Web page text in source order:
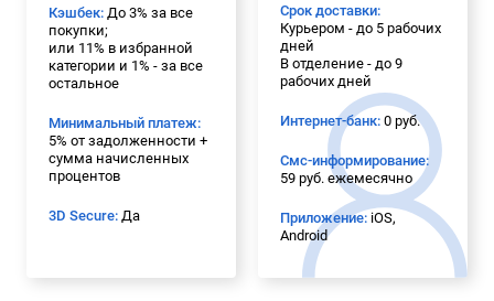
Кэшбек: До 3% за все
покупки;
или 11% в избранной
категории и 1% - за все
остальное
Минимальный платеж:
5% от задолженности +
сумма начисленных
процентов
3D Secure: Да
Срок доставки:
Курьером - до 5 рабочих
дней
В отделение - до 9
рабочих дней
Интернет-банк: 0 руб.
Смс-информирование:
59 руб. ежемесячно
Приложение: iOS,
Android